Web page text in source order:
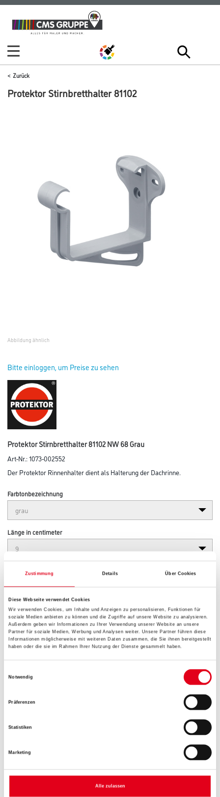
Zustimmung Details Über Cookies
Diese Webseite verwendet Cookies
Wir verwenden Cookies, um Inhalte und Anzeigen zu personalisieren, Funktionen für
soziale Medien anbieten zu können und die Zugriffe auf unsere Website zu analysieren.
Außerdem geben wir Informationen zu Ihrer Verwendung unserer Website an unsere
Partner für soziale Medien, Werbung und Analysen weiter. Unsere Partner führen diese
Informationen möglicherweise mit weiteren Daten zusammen, die Sie ihnen bereitgestellt
haben oder die sie im Rahmen Ihrer Nutzung der Dienste gesammelt haben.
Notwendig
Präferenzen
Statistiken
Marketing
Alle zulassen
Zum
Inhalt
Zum
Navigationsmenü
Zurück
Protektor Stirnbretthalter 81102
Abbildung ähnlich
Bitte einloggen, um Preise zu sehen
Protektor Stirnbretthalter 81102 NW 68 Grau
Art-Nr.:1073-002552
Der Protektor Rinnenhalter dient als Halterung der Dachrinne.
Farbtonbezeichnung
Länge in centimeter
Breite in centimeter
Höhe in centimeter
Gebinde